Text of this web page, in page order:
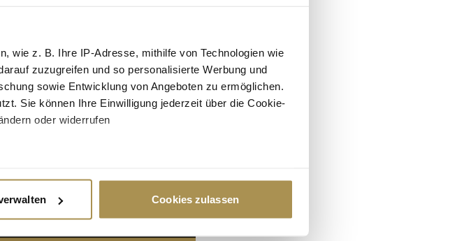
wie z. B. Ihre IP-Adresse, mithilfe von Technologien wie
zuzugreifen und so personalisierte Werbung und
sowie Entwicklung von Angeboten zu ermöglichen.
Sie können Ihre Einwilligung jederzeit über die Cookie-
oder widerrufen
werden, und legen Sie Ihre Präferenzen im
Cookies zulassen